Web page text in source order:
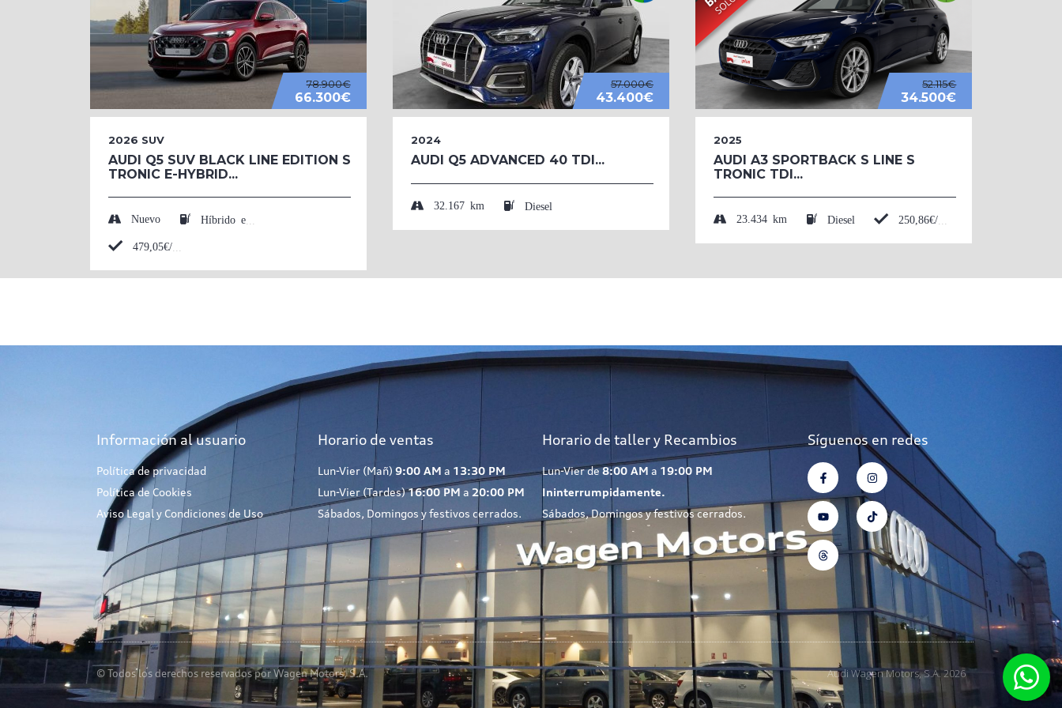
78.900€
66.300€
2026 SUV
AUDI Q5 SUV BLACK LINE EDITION S
TRONIC E-HYBRID...
Nuevo
57.000€
43.400€
2024
AUDI Q5 ADVANCED 40 TDI...
32.167 km Diesel
52.115€
34.500€
2025
AUDI A3 SPORTBACK S LINE S
TRONIC TDI...
23.434 km Diesel
Información al usuario
Política de privacidad
Política de Cookies
Aviso Legal y Condiciones de Uso
Horario de ventas
Lun-Vier (Mañ) 9:00 AM a 13:30 PM
Lun-Vier (Tardes)16:00 PM a 20:00 PM
Sábados, Domingos y festivos cerrados.
Horario de taller y Recambios
Lun-Vier de8:00 AM a 19:00 PM
Ininterrumpidamente.
Sábados, Domingos y festivos cerrados.
Síguenos en redes
© Todos los derechos reservados por Wagen Motors, S.A. Audi Wagen Motors, S.A. 2026